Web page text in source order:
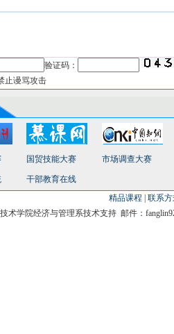
验证码：
止谩骂攻击
国贸技能大赛 市场调查大赛
干部教育在线
精品课程
联系
术学院经济与管理系技术支持 邮件：